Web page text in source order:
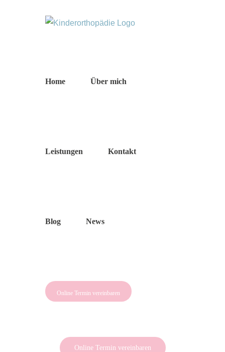
Home Über mich
Leistungen Kontakt
Blog News
Online Termin vereinbaren
Online Termin vereinbaren